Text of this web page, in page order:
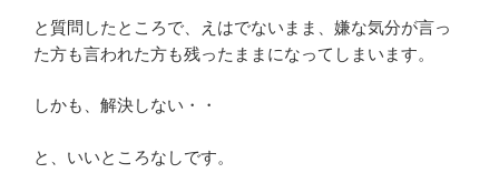
と質問したところで、えはでないまま、嫌な気分が言っ
た方も言われた方も残ったままになってしまいます。
しかも、解決しない・・
と、いいところなしです。